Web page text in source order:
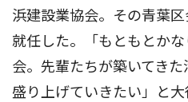
浜建設業協会。その青葉
就任した。「もともとか
会。先輩たちが築いてき
盛り上げていきたい」と